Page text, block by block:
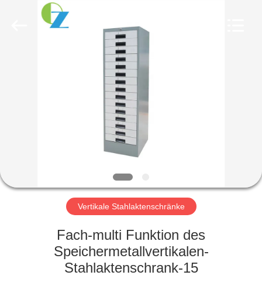
FABRIK-
AUSFLUG
QUALITÄTSKONTROLLE
Vertikale Stahlaktenschränke
Fach-multi Funktion des
Speichermetallvertikalen-
Stahlaktenschrank-15